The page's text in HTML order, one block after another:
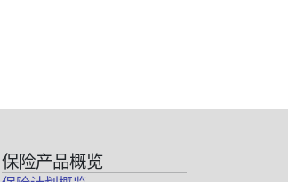
保险产品概览